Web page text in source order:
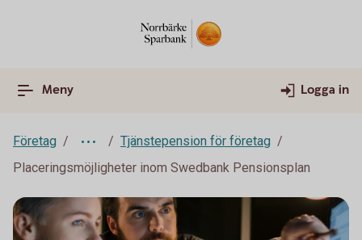
Meny Logga in
Företag
Tjänstepension för företag
Placeringsmöjligheter inom Swedbank Pensionsplan